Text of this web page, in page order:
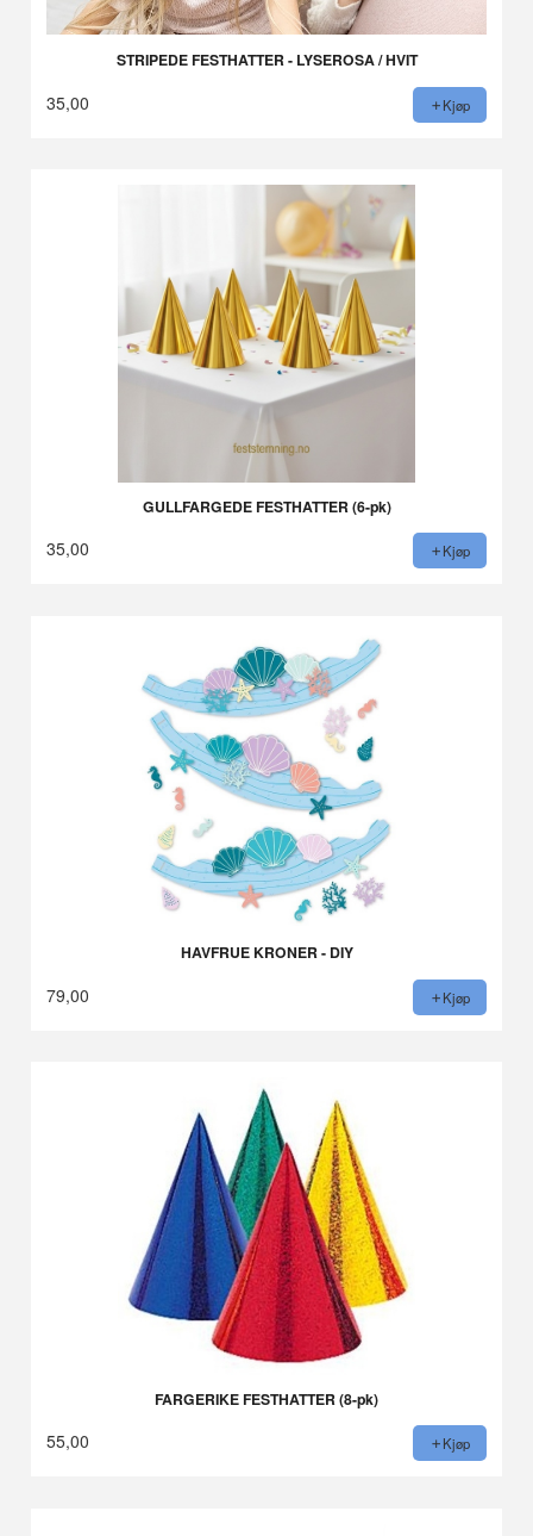
STRIPEDE FESTHATTER - LYSEROSA / HVIT
35,00 Kjøp
GULLFARGEDE FESTHATTER (6-pk)
35,00 Kjøp
HAVFRUE KRONER - DIY
79,00 Kjøp
FARGERIKE FESTHATTER (8-pk)
55,00 Kjøp